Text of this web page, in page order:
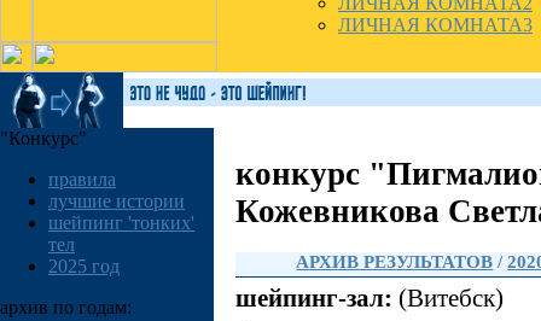
ЛИЧНАЯ КОМНАТА3
"Конкурс"
правила
лучшие истории
шейпинг 'тонких'
тел
2025 год
архив по годам:
конкурс
Кожевникова
АРХИВ РЕЗУЛЬТАТОВ /
шейпинг-зал: (Витебск)